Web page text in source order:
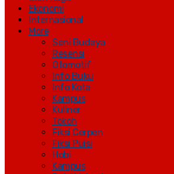
Ekonomi
Internasional
More
Seni Budaya
Resensi
Otomotif
Info Buku
Info Kota
Kampus
Kuliner
Tokoh
Fiksi Cerpen
Fiksi Puisi
Hobi
Kampus